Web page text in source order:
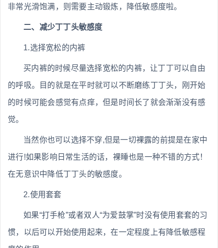
非常光滑饱满，则需要主动锻炼，降低敏感度啦。
二、减少丁丁头敏感度
1.选择宽松的内裤
买内裤的时候尽量选择宽松的内裤，让丁丁可以自由
的呼吸。目的就是在平时就可以不断磨练丁丁头，刚开始
的时候可能会感觉有点痒，但是时间长了就会渐渐没有感
觉。
当然你也可以选择不穿,但是一切裸露的前提是在家中
进行!如果影响日常生活的话，裸睡也是一种不错的方式！
在无意识中降低丁丁头的敏感度。
2.使用套套
如果“打手枪”或者双人“为爱鼓掌”时没有使用套套的习
惯，以后可以开始使用起来，在一定程度上有降低敏感程